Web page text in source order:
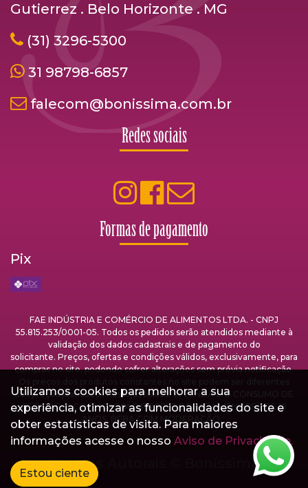
Gutierrez . Belo Horizonte . MG
(31) 3296-5300
31 98798-6857
falecom@bonissima.com.br
Redes sociais
Formas de pagamento
Pix
FAE INDÚSTRIA E COMÉRCIO DE ALIMENTOS LTDA. - CNPJ
55.815.253/0001-05. Todos os pedidos serão atendidos mediante à
validação dos dados cadastrais e de pagamento do
solicitante. Preços, ofertas e condições válidos, exclusivamente, para
compras no site, podendo sofrer alterações sem prévia notificação.
dos preços praticados nas lojas físicas. A VENDA E O CONSUMO DE
BEBIDAS ALCOÓLICAS SÃO PROIBIDOS PARA MENORES DE 18
ANOS. BEBA COM MODERAÇÃO.
Direitos Autorais © Boníssima
Utilizamos cookies para melhorar a sua
experiência, otimizar as funcionalidades do site e
obter estatísticas de visita. Para maiores
informações acesse o nosso Aviso de Privacidade.
Estou ciente